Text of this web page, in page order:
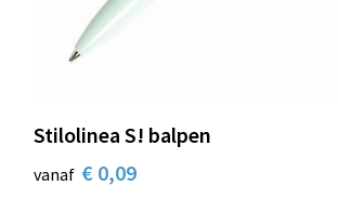
Stilolinea S! balpen
vanaf € 0,09